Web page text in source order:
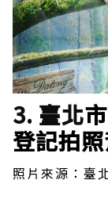
3. 臺北
登記拍
照片來源：臺